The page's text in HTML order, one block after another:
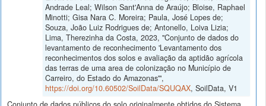
Andrade Leal; Wilson Sant'Anna de Araújo; Bloise, Raphael
Minotti; Gisa Nara C. Moreira; Paula, José Lopes de;
Souza, João Luiz Rodrigues de; Antonello, Loiva Lizia;
Lima, Therezinha da Costa, 2023, "Conjunto de dados do
levantamento de reconhecimento 'Levantamento dos
reconhecimentos dos solos e avaliação da aptidão agrícola
das terras de uma area de colonização no Município de
Carreiro, do Estado do Amazonas'",
https://doi.org/10.60502/SoilData/SQUQAX, SoilData, V1